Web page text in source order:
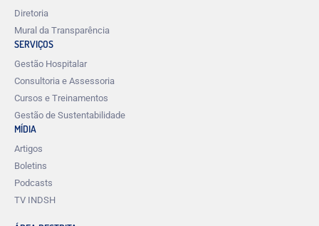
Diretoria
Mural da Transparência
SERVIÇOS
Gestão Hospitalar
Consultoria e Assessoria
Cursos e Treinamentos
Gestão de Sustentabilidade
MÍDIA
Artigos
Boletins
Podcasts
TV INDSH